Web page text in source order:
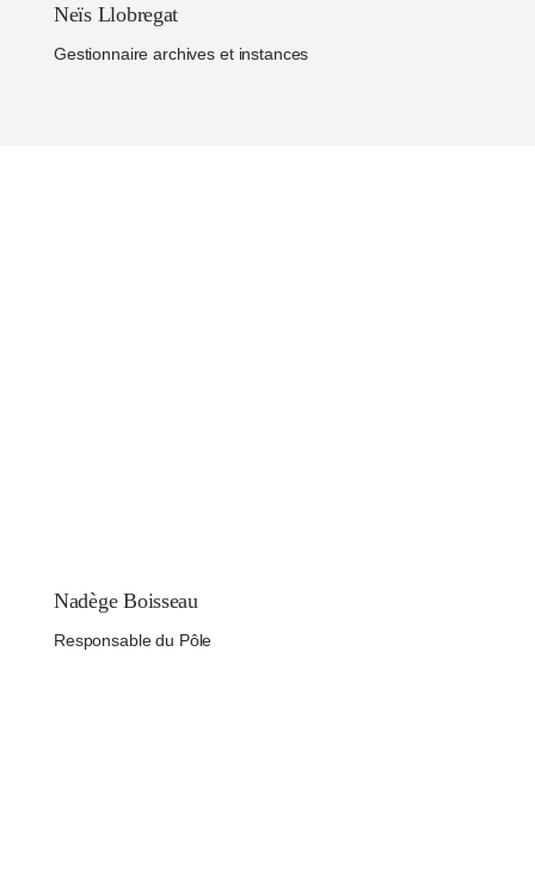
Neïs Llobregat
Gestionnaire archives et instances
Nadège Boisseau
Responsable du Pôle